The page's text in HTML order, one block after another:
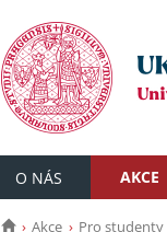
O NÁS AKCE
Akce Pro studenty